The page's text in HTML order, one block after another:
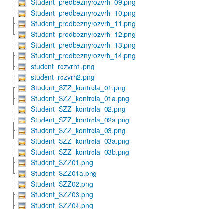
Student_predbeznyrozvrh_09.png
Student_predbeznyrozvrh_10.png
Student_predbeznyrozvrh_11.png
Student_predbeznyrozvrh_12.png
Student_predbeznyrozvrh_13.png
Student_predbeznyrozvrh_14.png
student_rozvrh1.png
student_rozvrh2.png
Student_SZZ_kontrola_01.png
Student_SZZ_kontrola_01a.png
Student_SZZ_kontrola_02.png
Student_SZZ_kontrola_02a.png
Student_SZZ_kontrola_03.png
Student_SZZ_kontrola_03a.png
Student_SZZ_kontrola_03b.png
Student_SZZ01.png
Student_SZZ01a.png
Student_SZZ02.png
Student_SZZ03.png
Student_SZZ04.png